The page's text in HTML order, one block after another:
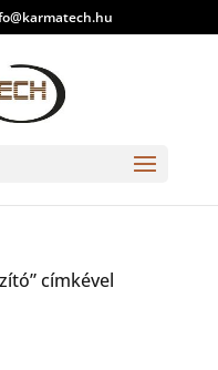
címkével